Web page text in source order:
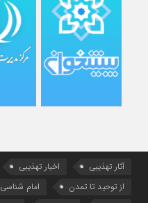
آثار تهذیبی اخبار تهذیبی
از توحید تا تمدن
امام شناسی